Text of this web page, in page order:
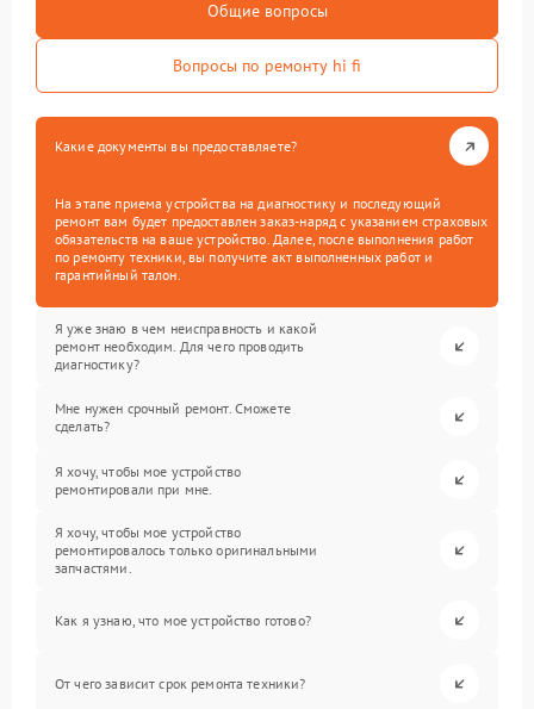
Общие вопросы
Вопросы по ремонту hi fi
Какие документы вы предоставляете?
На этапе приема устройства на диагностику и последующий
ремонт вам будет предоставлен заказ-наряд с указанием страховых
обязательств на ваше устройство. Далее, после выполнения работ
по ремонту техники, вы получите акт выполненных работ и
гарантийный талон.
Я уже знаю в чем неисправность и какой
ремонт необходим. Для чего проводить
диагностику?
Мне нужен срочный ремонт. Сможете
сделать?
Я хочу, чтобы мое устройство
ремонтировали при мне.
Я хочу, чтобы мое устройство
ремонтировалось только оригинальными
запчастями.
Как я узнаю, что мое устройство готово?
От чего зависит срок ремонта техники?